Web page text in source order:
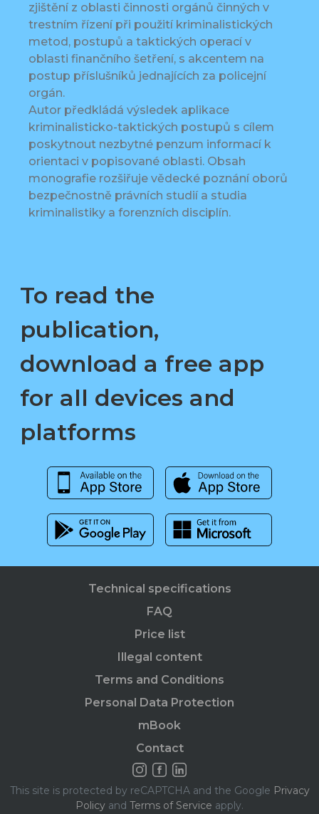
zjištění z oblasti činnosti orgánů činných v
trestním řízení při použití kriminalistických
metod, postupů a taktických operací v
oblasti finančního šetření, s akcentem na
postup příslušníků jednajících za policejní
orgán.
Autor předkládá výsledek aplikace
kriminalisticko-taktických postupů s cílem
poskytnout nezbytné penzum informací k
orientaci v popisované oblasti. Obsah
monografie rozšiřuje vědecké poznání oborů
bezpečnostně právních studií a studia
kriminalistiky a forenzních disciplín.
To read the
publication,
download a free app
for all devices and
platforms
Technical specifications
FAQ
Price list
Illegal content
Terms and Conditions
Personal Data Protection
mBook
Contact
This site is protected by reCAPTCHA and the Google Privacy
Policy and Terms of Service apply.